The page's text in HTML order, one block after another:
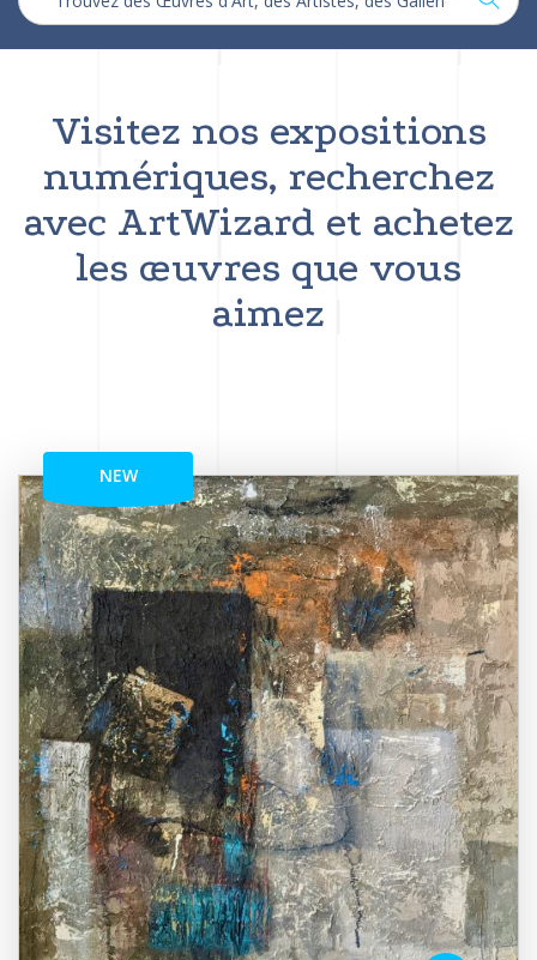
Visitez nos expositions
numériques, recherchez
avec ArtWizard et achetez
les œuvres que vous
aimez
NEW